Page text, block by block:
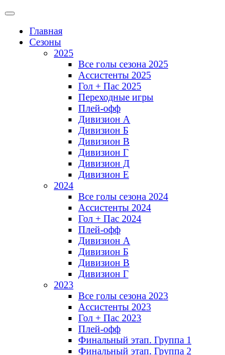
Главная
Сезоны
2025
Все голы сезона 2025
Ассистенты 2025
Гол + Пас 2025
Переходные игры
Плей-офф
Дивизион A
Дивизион Б
Дивизион В
Дивизион Г
Дивизион Д
Дивизион Е
2024
Все голы сезона 2024
Ассистенты 2024
Гол + Пас 2024
Плей-офф
Дивизион A
Дивизион Б
Дивизион В
Дивизион Г
2023
Все голы сезона 2023
Ассистенты 2023
Гол + Пас 2023
Плей-офф
Финальный этап. Группа 1
Финальный этап. Группа 2